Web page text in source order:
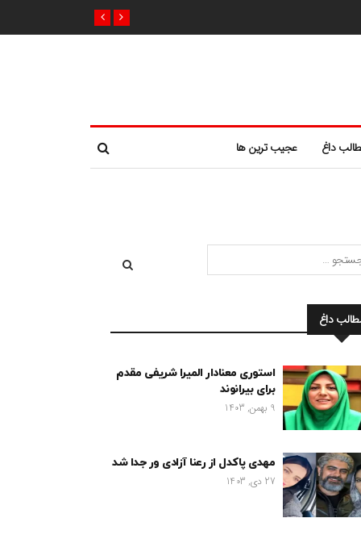
داغ عجیب ترین ها
داغ
استوری معنادار المیرا شریفی مقدم
برای بیرانوند
9 بهمن, 1403
مهدی پاکدل از رعنا آزادی ور جدا شد
27 دی, 1403